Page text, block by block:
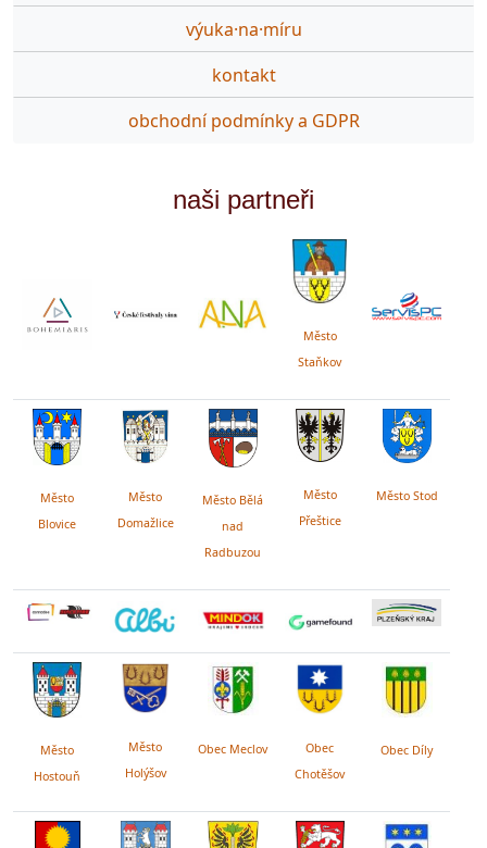
výuka·na·míru
kontakt
obchodní podmínky a GDPR
naši partneři
Město
Staňkov
Město
Blovice
Město
Domažlice
Město Bělá
nad
Radbuzou
Město
Přeštice
Město Stod
Město
Hostouň
Město
Holýšov
Obec Meclov
Obec
Chotěšov
Obec Díly